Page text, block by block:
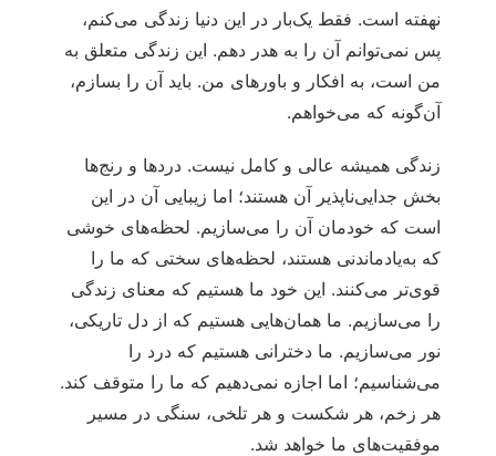
نهفته است. فقط یک‌بار در این دنیا زندگی می‌کنم،
پس نمی‌توانم آن را به هدر دهم. این زندگی متعلق به
من است، به افکار و باورهای من. باید آن را بسازم،
آن‌گونه که می‌خواهم.
زندگی همیشه عالی و کامل نیست. دردها و رنج‌ها
بخش جدایی‌ناپذیر آن هستند؛ اما زیبایی آن در این
است که خودمان آن را می‌سازیم. لحظه‌های خوشی
که به‌یادماندنی هستند، لحظه‌های سختی که ما را
قوی‌تر می‌کنند. این خود ما هستیم که معنای زندگی
را می‌سازیم. ما همان‌هایی هستیم که از دل تاریکی،
نور می‌سازیم. ما دخترانی هستیم که درد را
می‌شناسیم؛ اما اجازه نمی‌دهیم که ما را متوقف کند.
هر زخم، هر شکست و هر تلخی، سنگی در مسیر
موفقیت‌های ما خواهد شد.